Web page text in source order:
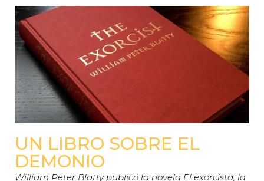
UN LIBRO SOBRE EL
DEMONIO
William Peter Blatty publicó la novela El exorcista, la